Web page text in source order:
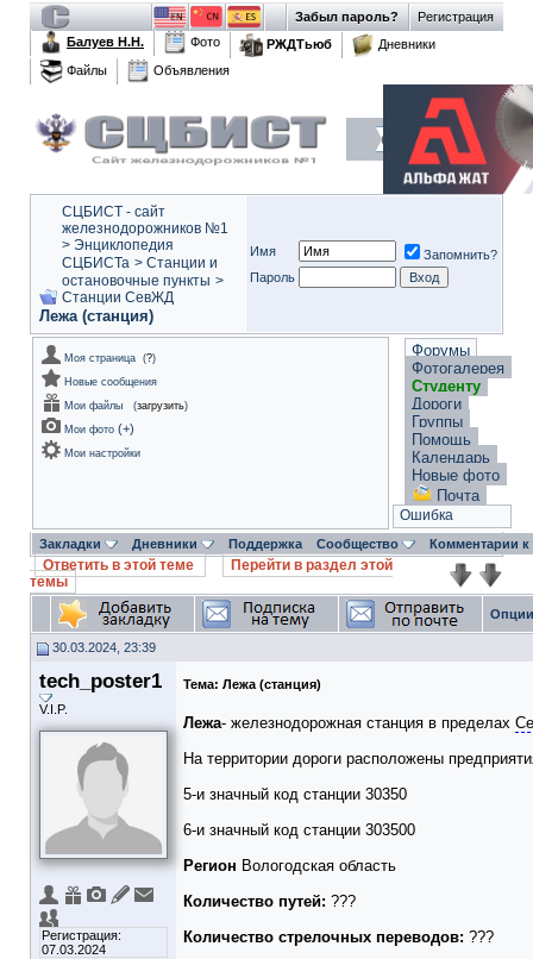
Регистрация
Забыл пароль?
Балуев Н.Н.
Фото РЖДТьюб
Дневники
Файлы
Объявления
СЦБИСТ - сайт
железнодорожников №1
> Энциклопедия
СЦБИСТа > Станции и
остановочные пункты >
Станции СевЖД
Лежа (станция)
Имя
Запомнить?
Пароль
Моя страница (?)
Новые сообщения
Мои файлы
(загрузить)
Мои фото (+)
Мои настройки
Форумы
Фотогалерея
Студенту
Дороги
Группы
Помощь
Календарь
Новые фото
Почта
Ошибка
Закладки Дневники Поддержка Сообщество Комментарии
Ответить в этой теме
Перейти в раздел этой
темы
30.03.2024, 23:39
tech_poster1
V.I.P.
Регистрация:
07.03.2024
Тема: Лежа (станция)
Лежа- железнодорожная станция в пределах
На территории дороги расположены
5-и значный код станции 30350
6-и значный код станции 303500
Регион Вологодская область
Количество путей: ???
Количество стрелочных переводов: ???